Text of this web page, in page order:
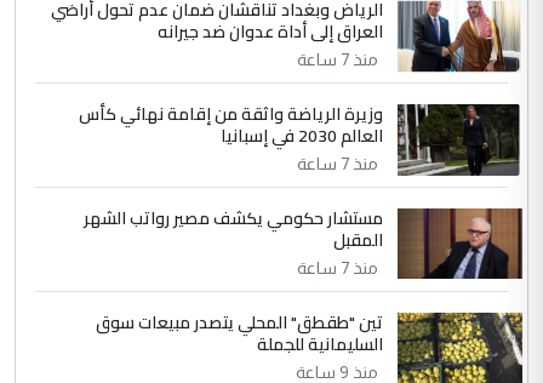
الرياض وبغداد تناقشان ضمان عدم تحول أراضي
العراق إلى أداة عدوان ضد جيرانه
منذ 7 ساعة
وزيرة الرياضة واثقة من إقامة نهائي كأس
العالم 2030 في إسبانيا
منذ 7 ساعة
مستشار حكومي يكشف مصير رواتب الشهر
المقبل
منذ 7 ساعة
تين "طقطق" المحلي يتصدر مبيعات سوق
السليمانية للجملة
منذ 9 ساعة